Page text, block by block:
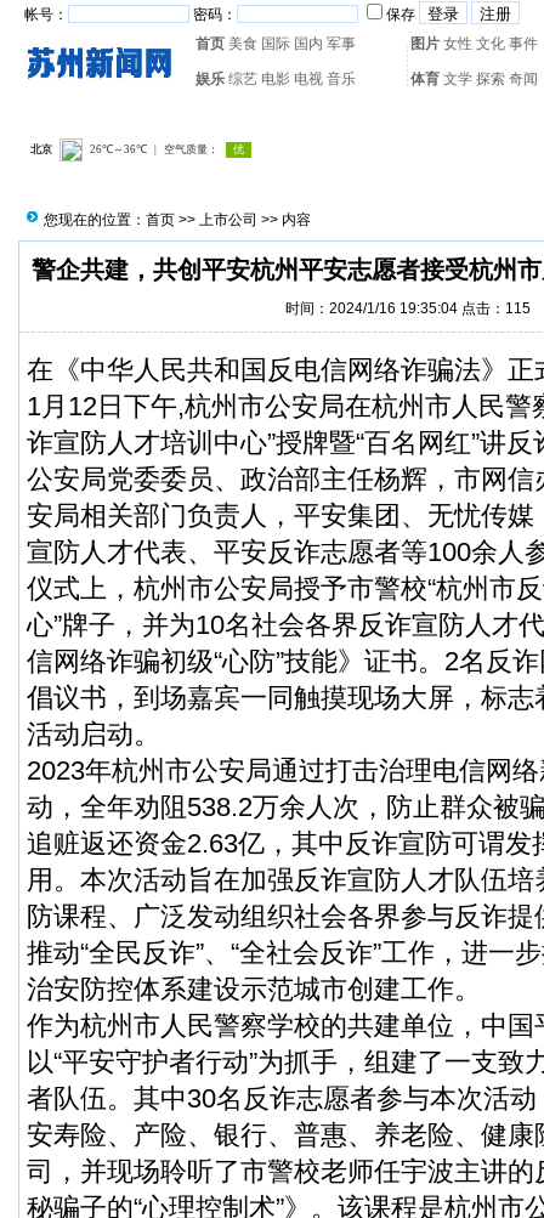
帐号： 密码：
保存
首页 美食 国际 国内 军事 图片 女性 文化 事件
娱乐 综艺 电影 电视 音乐 体育 文学 探索 奇闻
您现在的位置： 首页 >> 上市公司 >> 内容
警企共建，共创平安杭州平安志愿者接受杭州
时间：2024/1/16 19:35:04 点击： 115
在《中华人民共和国反电信网络诈骗法》
1月12日下午,杭州市公安局在杭州市人民警
诈宣防人才培训中心”授牌暨“百名网红”讲
公安局党委委员、政治部主任杨辉，市网
安局相关部门负责人，平安集团、无忧传
宣防人才代表、平安反诈志愿者等100余人
仪式上，杭州市公安局授予市警校“杭州市
心”牌子，并为10名社会各界反诈宣防人才
信网络诈骗初级“心防”技能》证书。2名反
倡议书，到场嘉宾一同触摸现场大屏，标志
活动启动。
2023年杭州市公安局通过打击治理电信网
动，全年劝阻538.2万余人次，防止群众被
追赃返还资金2.63亿，其中反诈宣防可谓发
用。本次活动旨在加强反诈宣防人才队伍
防课程、广泛发动组织社会各界参与反诈
推动“全民反诈”、“全社会反诈”工作，进一
治安防控体系建设示范城市创建工作。
作为杭州市人民警察学校的共建单位，中
以“平安守护者行动”为抓手，组建了一支致
者队伍。其中30名反诈志愿者参与本次活
安寿险、产险、银行、普惠、养老险、健
司，并现场聆听了市警校老师任宇波主讲
秘骗子的“心理控制术”》。该课程是杭州市